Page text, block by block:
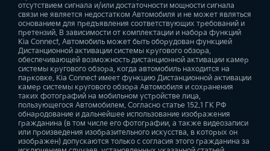
Камеры, отображающие слепые зоны на панель приборов (BVM)
Система предотвращения столкновения с автомобилем в слепой
зоне (BCA)
Мультимедийная система для пассажиров задних сидений
Беспроводная зарядка для мобильных устройств для
пассажиров задних сидений
Дистанционное открытие/закрытие дверей
Открытие/закрытие окон
Управление аварийным сигналом
347
Тип двигателя
Бензин
Коробка передач
Автомат (8AT)
Год производства
2022
отсутствием сигнала и/или достаточности мощности сигнала
связи не является недостатком Автомобиля и не может являться
основанием для предъявления соответствующих требований и
претензий. В зависимости от комплектации и набора функций
Kia Connect, Автомобиль может быть оборудован функцией
Дистанционной активации системы кругового обзора,
обеспечивающей возможность дистанционной активации камер
системы кругового обзора, когда автомобиль находится на
парковке. Kia Connect имеет функцию Дистанционной активации
камер системы кругового обзора Автомобиля и сохранения
таких фотографий на мобильном устройстве лица,
пользующегося Автомобилем. Согласно статье 152.1 ГК РФ
обнародование и дальнейшее использование изображения
гражданина (в том числе его фотографии, а также видеозаписи
или произведения изобразительного искусства, в которых он
изображен) допускаются только с согласия этого гражданина за